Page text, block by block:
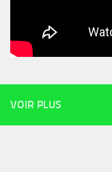
VOIR PLUS